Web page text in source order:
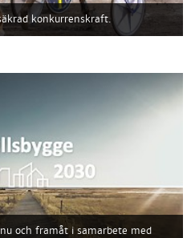
konkurrenskraft.
och framåt i samarbete med